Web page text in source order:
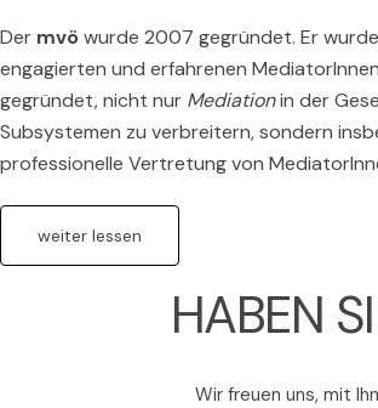
Der mvöwurde 2007 gegründet. Er
engagierten und erfahrenen
gegründet, nicht nur Mediationin der
Subsystemen zu verbreitern, sondern
professionelle Vertretung von
weiter lessen
HABEN
Wir freuen uns, mit